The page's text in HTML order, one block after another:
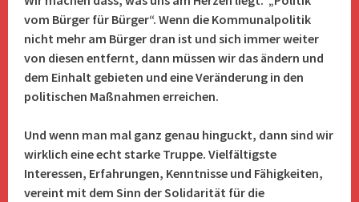
vom Bürger für Bürger“. Wenn die Kommunalpolitik
nicht mehr am Bürger dran ist und sich immer weiter
von diesen entfernt, dann müssen wir das ändern und
dem Einhalt gebieten und eine Veränderung in den
politischen Maßnahmen erreichen.
Und wenn man mal ganz genau hinguckt, dann sind wir
wirklich eine echt starke Truppe. Vielfältigste
Interessen, Erfahrungen, Kenntnisse und Fähigkeiten,
vereint mit dem Sinn derSolidarität für die